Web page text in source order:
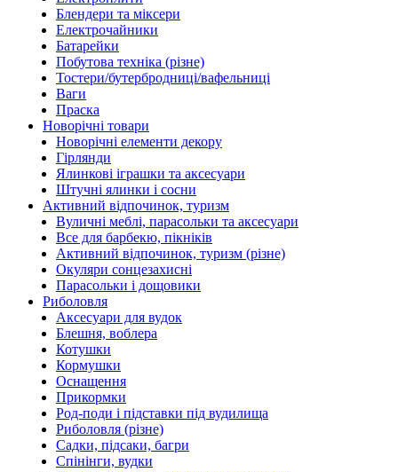
Блендери та міксери
Електрочайники
Батарейки
Побутова техніка (різне)
Тостери/бутербродниці/вафельниці
Ваги
Праска
Новорічні товари
Новорічні елементи декору
Гірлянди
Ялинкові іграшки та аксесуари
Штучні ялинки і сосни
Активний відпочинок, туризм
Вуличні меблі, парасольки та аксесуари
Все для барбекю, пікніків
Активний відпочинок, туризм (різне)
Окуляри сонцезахисні
Парасольки і дощовики
Риболовля
Аксесуари для вудок
Блешня, воблера
Котушки
Кормушки
Оснащення
Прикормки
Род-поди і підставки під вудилища
Риболовля (різне)
Садки, підсаки, багри
Спінінги, вудки